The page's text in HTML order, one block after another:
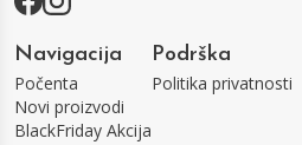
Navigacija
Počenta
Novi proizvodi
BlackFriday Akcija
Podrška
Politika privatnosti